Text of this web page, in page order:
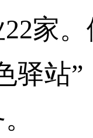
家
驿站